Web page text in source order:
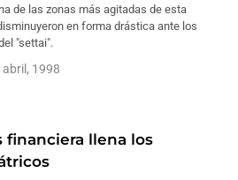
de las zonas más agitadas de esta
en forma drástica ante los
"settai".
abril, 1998
financiera llena los